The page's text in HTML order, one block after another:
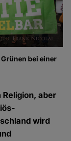
bei einer
aber
wird